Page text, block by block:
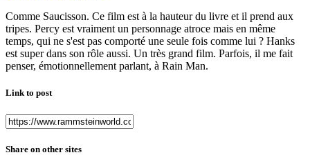
Comme Saucisson. Ce film est à la hauteur du livre et il prend aux
tripes. Percy est vraiment un personnage atroce mais en même
temps, qui ne s'est pas comporté une seule fois comme lui ? Hanks
est super dans son rôle aussi. Un très grand film. Parfois, il me fait
penser, émotionnellement parlant, à Rain Man.
Link to post
Share on other sites